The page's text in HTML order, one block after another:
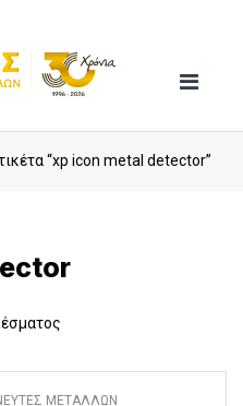
“xp icon metal detector”
ΜΕΤΑΛΛΩΝ